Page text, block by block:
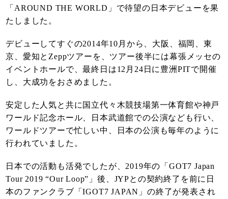
「AROUND THE WORLD」で待望の日本デビューを果
たしました。
デビューしてすぐの2014年10月から、大阪、福岡、東
京、愛知とZeppツアーを、ツアー後半には幕張メッセの
イベントホールで、最終日は12月24日に豊洲PITで開催
し、大成功をおさめました。
安定した人気と共に国立代々木競技場第一体育館や神戸
ワールド記念ホール、日本武道館での公演なども行い、
ワールドツアーで忙しい中、日本の公演も毎年のように
行われていました。
日本での活動も活発でしたが、2019年の「GOT7 Japan
Tour 2019 “Our Loop”」後、JYPとの契約終了を前に日
本のファンクラブ「IGOT7 JAPAN」の終了が発表され